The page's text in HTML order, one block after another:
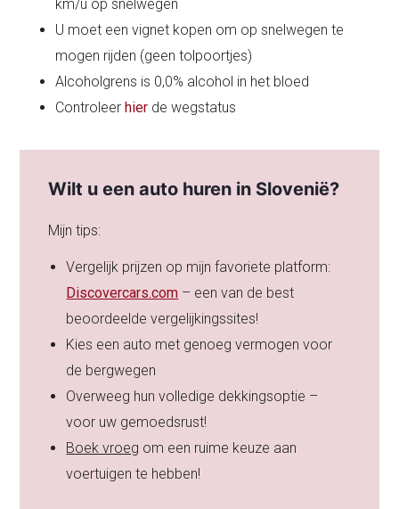
km/u op snelwegen
U moet een vignet kopen om op snelwegen te
mogen rijden (geen tolpoortjes)
Alcoholgrens is 0,0% alcohol in het bloed
Controleer hier de wegstatus
Wilt u een auto huren in Slovenië?
Mijn tips:
Vergelijk prijzen op mijn favoriete platform:
Discovercars.com – een van de best
beoordeelde vergelijkingssites!
Kies een auto met genoeg vermogen voor
de bergwegen
Overweeg hun volledige dekkingsoptie –
voor uw gemoedsrust!
Boek vroeg om een ruime keuze aan
voertuigen te hebben!